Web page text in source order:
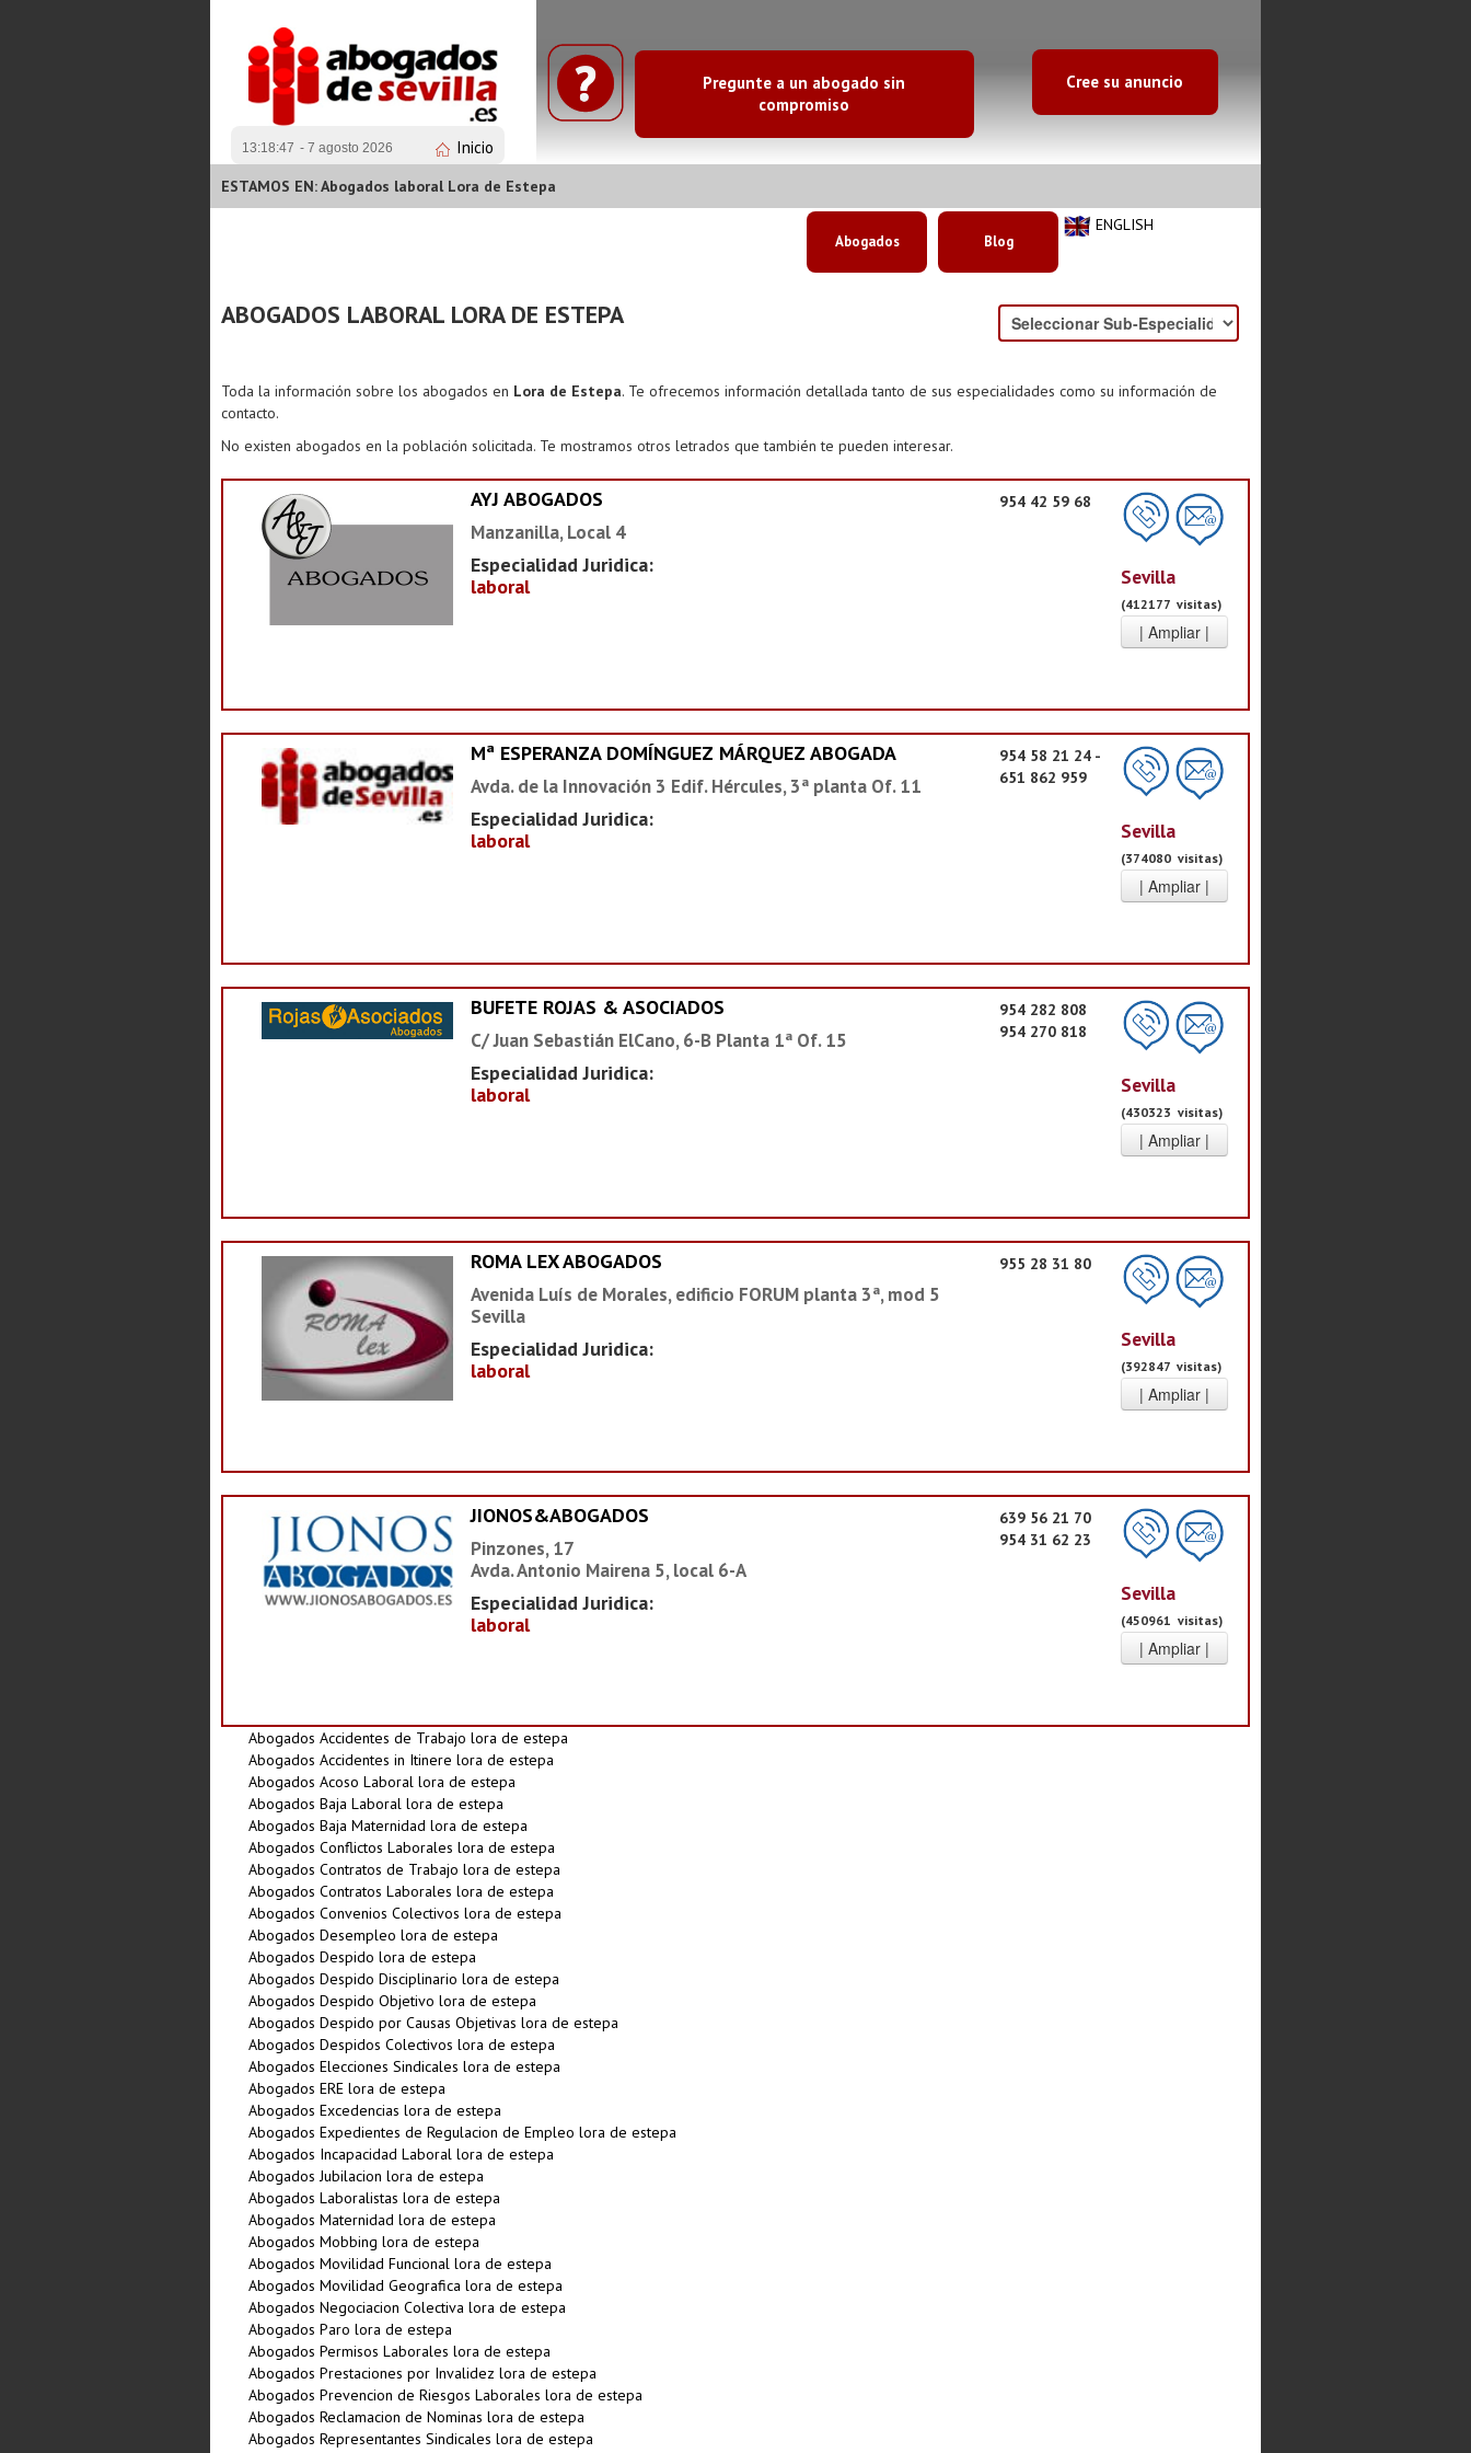
13:18:47 - 7 agosto 2026 Inicio
Pregunte a un abogado sin
compromiso
Cree su anuncio
ESTAMOS EN: Abogados laboral Lora de Estepa
ENGLISH
Abogados Blog
ABOGADOS LABORAL LORA DE ESTEPA
Toda la información sobre los abogados en Lora de Estepa. Te ofrecemos información detallada tanto de sus especialidades como su información de
contacto.
No existen abogados en la población solicitada. Te mostramos otros letrados que también te pueden interesar.
AYJ ABOGADOS
Manzanilla, Local 4
Especialidad Juridica:
laboral
954 42 59 68
Sevilla
(412177 visitas)
Mª ESPERANZA DOMÍNGUEZ MÁRQUEZ ABOGADA
Avda. de la Innovación 3 Edif. Hércules, 3ª planta Of. 11
Especialidad Juridica:
laboral
954 58 21 24 -
651 862 959
Sevilla
(374080 visitas)
BUFETE ROJAS & ASOCIADOS
C/ Juan Sebastián ElCano, 6-B Planta 1ª Of. 15
Especialidad Juridica:
laboral
954 282 808
954 270 818
Sevilla
(430323 visitas)
ROMA LEX ABOGADOS
Avenida Luís de Morales, edificio FORUM planta 3ª, mod 5
Sevilla
Especialidad Juridica:
laboral
955 28 31 80
Sevilla
(392847 visitas)
JIONOS&ABOGADOS
Pinzones, 17
Avda. Antonio Mairena 5, local 6-A
Especialidad Juridica:
laboral
639 56 21 70
954 31 62 23
Sevilla
(450961 visitas)
Abogados Accidentes de Trabajo lora de estepa
Abogados Accidentes in Itinere lora de estepa
Abogados Acoso Laboral lora de estepa
Abogados Baja Laboral lora de estepa
Abogados Baja Maternidad lora de estepa
Abogados Conflictos Laborales lora de estepa
Abogados Contratos de Trabajo lora de estepa
Abogados Contratos Laborales lora de estepa
Abogados Convenios Colectivos lora de estepa
Abogados Desempleo lora de estepa
Abogados Despido lora de estepa
Abogados Despido Disciplinario lora de estepa
Abogados Despido Objetivo lora de estepa
Abogados Despido por Causas Objetivas lora de estepa
Abogados Despidos Colectivos lora de estepa
Abogados Elecciones Sindicales lora de estepa
Abogados ERE lora de estepa
Abogados Excedencias lora de estepa
Abogados Expedientes de Regulacion de Empleo lora de estepa
Abogados Incapacidad Laboral lora de estepa
Abogados Jubilacion lora de estepa
Abogados Laboralistas lora de estepa
Abogados Maternidad lora de estepa
Abogados Mobbing lora de estepa
Abogados Movilidad Funcional lora de estepa
Abogados Movilidad Geografica lora de estepa
Abogados Negociacion Colectiva lora de estepa
Abogados Paro lora de estepa
Abogados Permisos Laborales lora de estepa
Abogados Prestaciones por Invalidez lora de estepa
Abogados Prevencion de Riesgos Laborales lora de estepa
Abogados Reclamacion de Nominas lora de estepa
Abogados Representantes Sindicales lora de estepa